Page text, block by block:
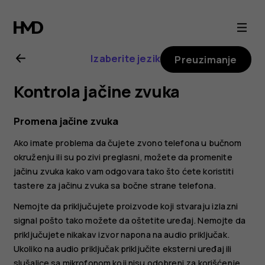
Uputstvo
za
korisnike
telefona
Nokia
C22
Izaberite jezik Preuzimanje
Kontrola jačine zvuka
Promena jačine zvuka
Ako imate problema da čujete zvono telefona u bučnom
okruženju ili su pozivi preglasni, možete da promenite
jačinu zvuka kako vam odgovara tako što ćete koristiti
tastere za jačinu zvuka sa bočne strane telefona.
Nemojte da priključujete proizvode koji stvaraju izlazni
signal pošto tako možete da oštetite uređaj. Nemojte da
priključujete nikakav izvor napona na audio priključak.
Ukoliko na audio priključak priključite eksterni uređaj ili